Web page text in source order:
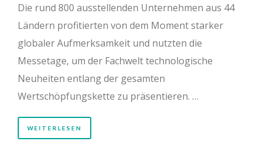
Die rund 800 ausstellenden Unternehmen aus 44
Ländern profitierten von dem Moment starker
globaler Aufmerksamkeit und nutzten die
Messetage, um der Fachwelt technologische
Neuheiten entlang der gesamten
Wertschöpfungskette zu präsentieren. …
WEITERLESEN